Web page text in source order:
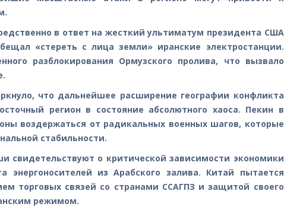
в ответ на жесткий ультиматум президента США
«стереть с лица земли» иранские электростанции.
разблокирования Ормузского пролива, что вызвало
что дальнейшее расширение географии конфликта
регион в состояние абсолютного хаоса. Пекин в
воздержаться от радикальных военных шагов, которые
стабильности.
свидетельствуют о критической зависимости экономики
энергоносителей из Арабского залива. Китай пытается
торговых связей со странами ССАГПЗ и защитой своего
режимом.